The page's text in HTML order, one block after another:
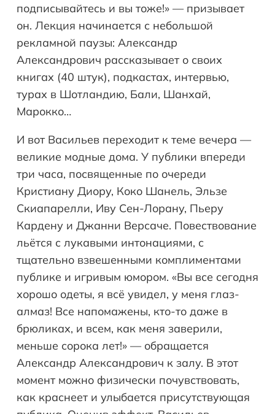
подписывайтесь и вы тоже!» — призывает
он. Лекция начинается с небольшой
рекламной паузы: Александр
Александрович рассказывает о своих
книгах (40 штук), подкастах, интервью,
турах в Шотландию, Бали, Шанхай,
Марокко…
И вот Васильев переходит к теме вечера —
великие модные дома. У публики впереди
три часа, посвященные по очереди
Кристиану Диору, Коко Шанель, Эльзе
Скиапарелли, Иву Сен-Лорану, Пьеру
Кардену и Джанни Версаче. Повествование
льётся с лукавыми интонациями, с
тщательно взвешенными комплиментами
публике и игривым юмором. «Вы все сегодня
хорошо одеты, я всё увидел, у меня глаз-
алмаз! Все напомажены, кто-то даже в
брюликах, и всем, как меня заверили,
меньше сорока лет!» — обращается
Александр Александрович к залу. В этот
момент можно физически почувствовать,
как краснеет и улыбается присутствующая